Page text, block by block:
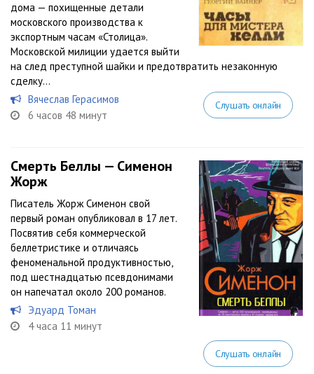
дома — похищенные детали
московского производства к
экспортным часам «Столица».
Московской милиции удается выйти
на след преступной шайки и предотвратить незаконную
сделку...
Вячеслав Герасимов
6 часов 48 минут
Слушать онлайн
Смерть Беллы — Сименон
Жорж
Писатель Жорж Сименон свой
первый роман опубликовал в 17 лет.
Посвятив себя коммерческой
беллетристике и отличаясь
феноменальной продуктивностью,
под шестнадцатью псевдонимами
он напечатал около 200 романов.
Эдуард Томан
4 часа 11 минут
Слушать онлайн